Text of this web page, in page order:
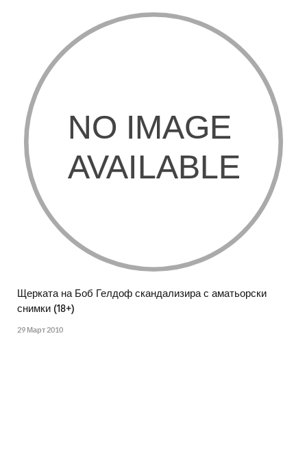
Щерката на Боб Гелдоф скандализира с аматьорски
снимки (18+)
29 Март 2010